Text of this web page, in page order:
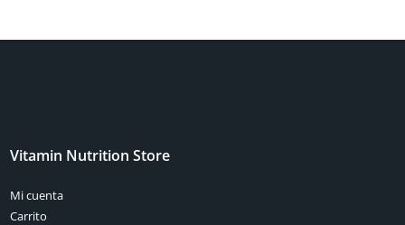
Vitamin Nutrition Store
Mi cuenta
Carrito